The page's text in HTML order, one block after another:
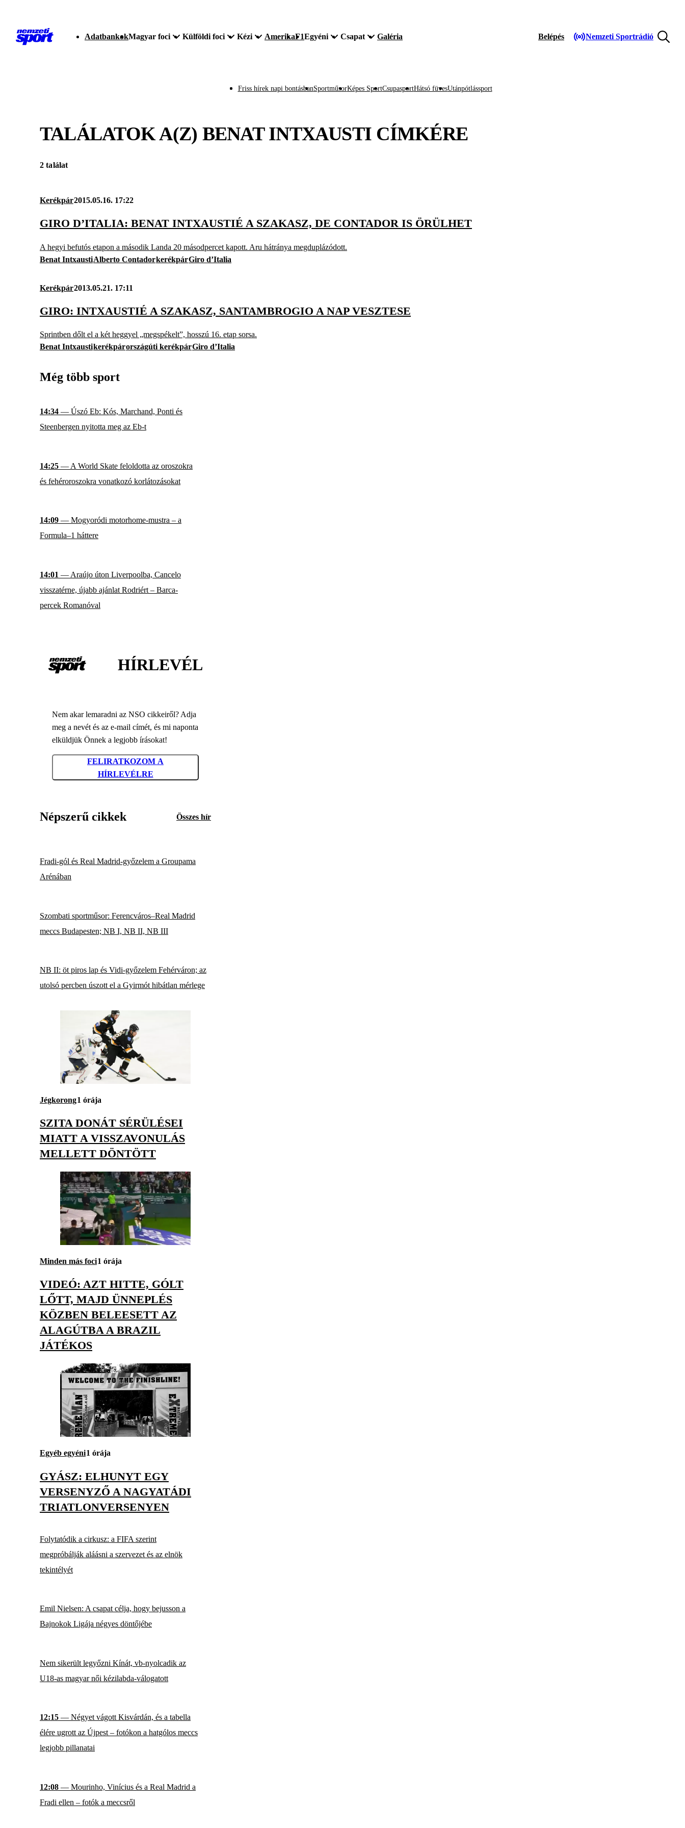
AdatbankokMagyar foci Külföldi foci Kézi AmerikaF1Egyéni Csapat Galéria Belépés Nemzeti Sportrádió
Friss hírek napi bontásbanSportműsorKépes SportCsupasportHátsó füvesUtánpótlássport
TALÁLATOK A(Z) BENAT INTXAUSTI CÍMKÉRE
2 találat
Kerékpár2015.05.16. 17:22
GIRO D’ITALIA: BENAT INTXAUSTIÉ A SZAKASZ, DE CONTADOR IS ÖRÜLHET
A hegyi befutós etapon a második Landa 20 másodpercet kapott. Aru hátránya megduplázódott.
Benat IntxaustiAlberto ContadorkerékpárGiro d’Italia
Kerékpár2013.05.21. 17:11
GIRO: INTXAUSTIÉ A SZAKASZ, SANTAMBROGIO A NAP VESZTESE
Sprintben dőlt el a két heggyel „megspékelt”, hosszú 16. etap sorsa.
Benat Intxaustikerékpárországúti kerékpárGiro d’Italia
Még több sport
14:34 — Úszó Eb: Kós, Marchand, Ponti és
Steenbergen nyitotta meg az Eb-t
14:25 — A World Skate feloldotta az oroszokra
és fehéroroszokra vonatkozó korlátozásokat
14:09 — Mogyoródi motorhome-mustra – a
Formula–1 háttere
14:01 — Araújo úton Liverpoolba, Cancelo
visszatérne, újabb ajánlat Rodriért – Barca-
percek Romanóval
HÍRLEVÉL
Nem akar lemaradni az NSO cikkeiről? Adja
meg a nevét és az e-mail címét, és mi naponta
elküldjük Önnek a legjobb írásokat!
FELIRATKOZOM A
HÍRLEVÉLRE
Népszerű cikkek Összes hír
Fradi-gól és Real Madrid-győzelem a Groupama
Arénában
Szombati sportműsor: Ferencváros–Real Madrid
meccs Budapesten; NB I, NB II, NB III
NB II: öt piros lap és Vidi-győzelem Fehérváron; az
utolsó percben úszott el a Gyirmót hibátlan mérlege
Jégkorong1 órája
SZITA DONÁT SÉRÜLÉSEI
MIATT A VISSZAVONULÁS
MELLETT DÖNTÖTT
Minden más foci1 órája
VIDEÓ: AZT HITTE, GÓLT
LŐTT, MAJD ÜNNEPLÉS
KÖZBEN BELEESETT AZ
ALAGÚTBA A BRAZIL
JÁTÉKOS
Egyéb egyéni1 órája
GYÁSZ: ELHUNYT EGY
VERSENYZŐ A NAGYATÁDI
TRIATLONVERSENYEN
Folytatódik a cirkusz: a FIFA szerint
megpróbálják aláásni a szervezet és az elnök
tekintélyét
Emil Nielsen: A csapat célja, hogy bejusson a
Bajnokok Ligája négyes döntőjébe
Nem sikerült legyőzni Kínát, vb-nyolcadik az
U18-as magyar női kézilabda-válogatott
12:15 — Négyet vágott Kisvárdán, és a tabella
élére ugrott az Újpest – fotókon a hatgólos meccs
legjobb pillanatai
12:08 — Mourinho, Vinícius és a Real Madrid a
Fradi ellen – fotók a meccsről